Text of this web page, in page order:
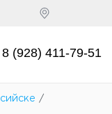
8 (928) 411-79-51
/